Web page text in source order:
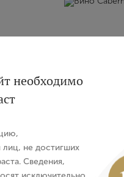
Вино
необходимо
не достигших
Сведения,
Авторизация